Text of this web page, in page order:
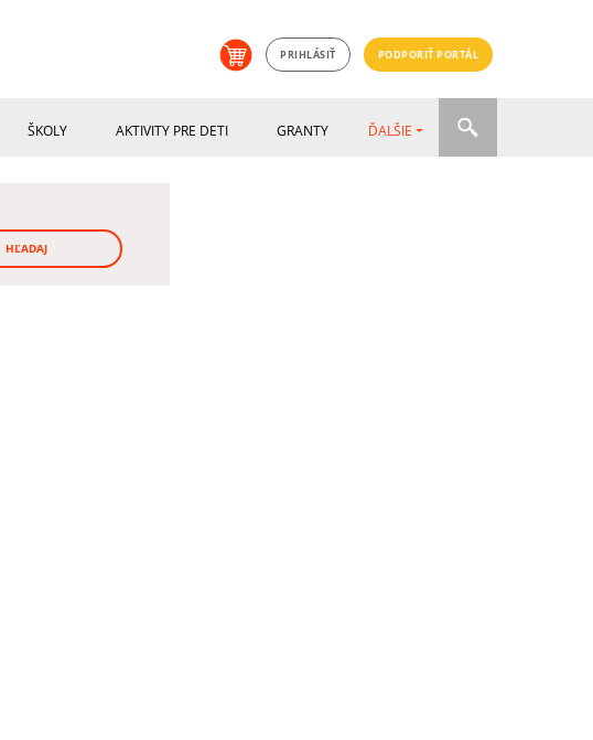
PRIHLÁSIŤ PODPORIŤ PORTÁL
ŠKOLY AKTIVITY PRE DETI GRANTY ĎALŠIE
HĽADAJ